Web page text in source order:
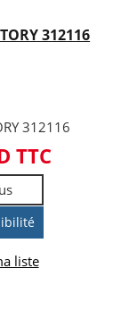
312116
312116
TTC
liste